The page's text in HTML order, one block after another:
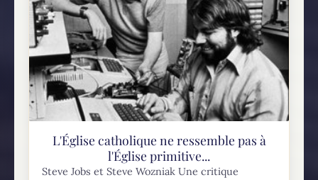
L'Église catholique ne ressemble pas à
l'Église primitive...
Steve Jobs et Steve Wozniak Une critique